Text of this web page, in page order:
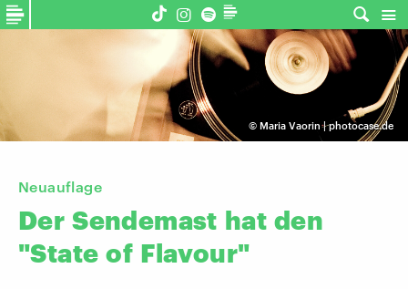
© Maria Vaorin | photocase.de
Neuauflage
Der Sendemast hat den
"State of Flavour"